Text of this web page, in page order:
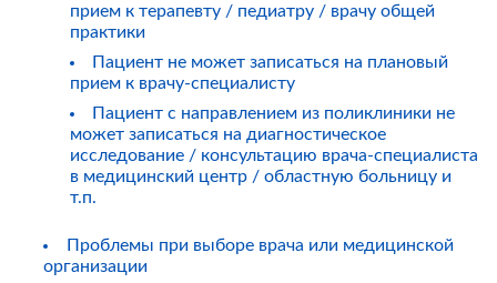
прием к терапевту / педиатру / врачу общей
практики
Пациент не может записаться на плановый
прием к врачу-специалисту
Пациент с направлением из поликлиники не
может записаться на диагностическое
исследование / консультацию врача-специалиста
в медицинский центр / областную больницу и
т.п.
Проблемы при выборе врача или медицинской
организации